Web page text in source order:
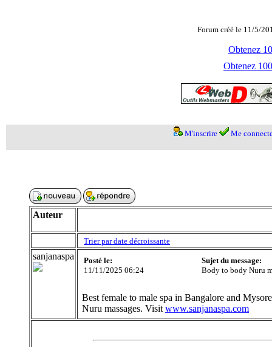
Forum créé le 11/5/
Obtenez
Obtenez
M'inscrire Me
Auteur
Trier par date décroissante
sanjanaspa
Posté le:
11/11/2025 06:24
Sujet du message:
Body to body Nuru
Best female to male spa in Bangalore and
Nuru massages. Visit www.sanjanaspa.com